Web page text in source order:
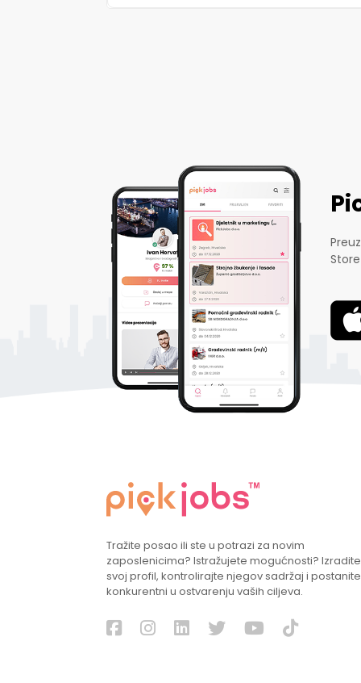
Tražite posao ili ste u potrazi za novim
zaposlenicima? Istražujete mogućnosti? Izradite
svoj profil, kontrolirajte njegov sadržaj i postanite
konkurentni u ostvarenju vaših ciljeva.